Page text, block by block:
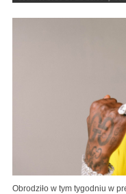
Obrodziło w tym tygodniu w